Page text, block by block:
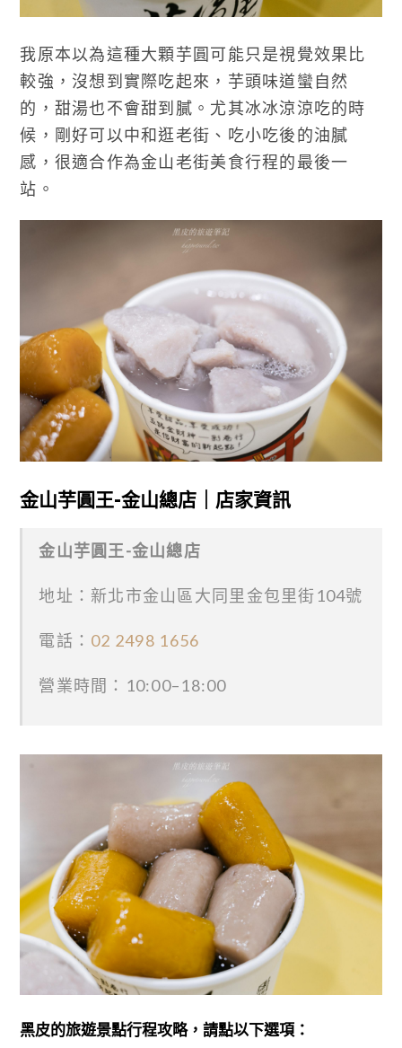
我原本以為這種大顆芋圓可能只是視覺效果比
較強，沒想到實際吃起來，芋頭味道蠻自然
的，甜湯也不會甜到膩。尤其冰冰涼涼吃的時
候，剛好可以中和逛老街、吃小吃後的油膩
感，很適合作為金山老街美食行程的最後一
站。
金山芋圓王-金山總店｜店家資訊
金山芋圓王-金山總店
地址：新北市金山區大同里金包里街104號
電話： 02 2498 1656
營業時間：10:00–18:00
黑皮的旅遊景點行程攻略，請點以下選項：